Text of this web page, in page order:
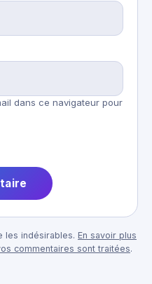
dans ce navigateur pour
les indésirables. En savoir plus
commentaires sont traitées.